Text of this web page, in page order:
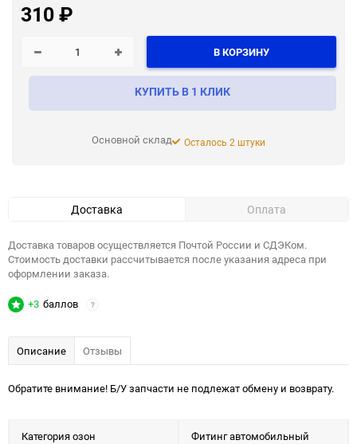
310₽
В КОРЗИНУ
КУПИТЬ В 1 КЛИК
Основной склад Осталось 2 штуки
Доставка Оплата
Доставка товаров осуществляется Почтой России и СДЭКом.
Стоимость доставки рассчитывается после указания адреса при
оформлении заказа.
+3 баллов ?
Описание Отзывы
Обратите внимание! Б/У запчасти не подлежат обмену и возврату.
Категория озон Фитинг автомобильный